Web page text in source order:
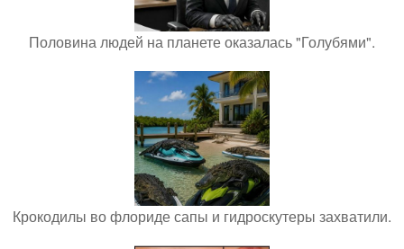
Половина людей на планете оказалась "Голубями".
Крокодилы во флориде сапы и гидроскутеры захватили.